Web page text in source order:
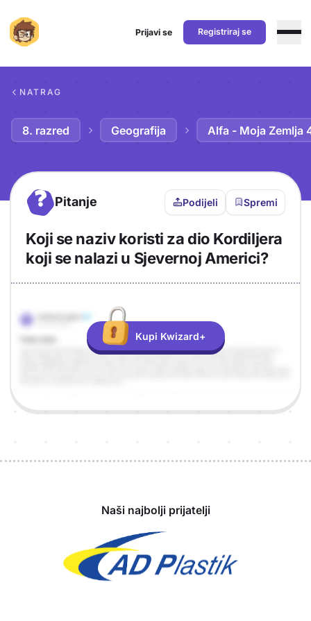
Prijavi se Registriraj se
NATRAG
8. razred Geografija Alfa - Moja Zemlja
? Pitanje Podijeli Spremi
Koji se naziv koristi za dio Kordiljera
koji se nalazi u Sjevernoj Americi?
Odgovor
Objašnjenje
Kupi Kwizard+
Naši najbolji prijatelji